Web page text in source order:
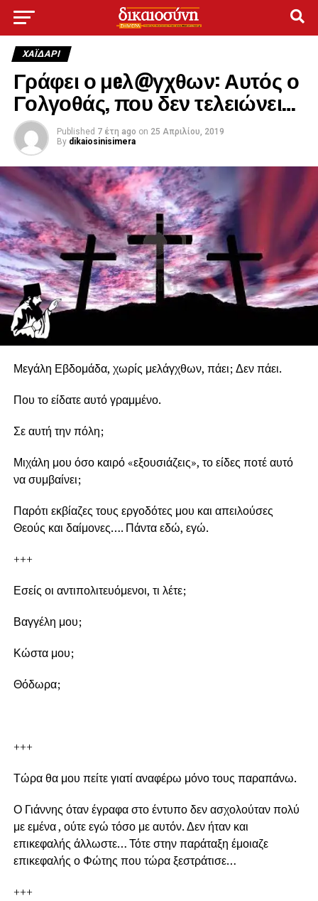
ΧΑΪΔΑΡΙ
Γράφει ο μeλ@γχθων: Αυτός ο
Γολγοθάς, που δεν τελειώνει…
Published 7 έτη ago on 25 Απριλίου, 2019
By dikaiosinisimera
Μεγάλη Εβδομάδα, χωρίς μελάγχθων, πάει; Δεν πάει.
Που το είδατε αυτό γραμμένο.
Σε αυτή την πόλη;
Μιχάλη μου όσο καιρό «εξουσιάζεις», το είδες ποτέ αυτό
να συμβαίνει;
Παρότι εκβίαζες τους εργοδότες μου και απειλούσες
Θεούς και δαίμονες…. Πάντα εδώ, εγώ.
+++
Εσείς οι αντιπολιτευόμενοι, τι λέτε;
Βαγγέλη μου;
Κώστα μου;
Θόδωρα;
+++
Τώρα θα μου πείτε γιατί αναφέρω μόνο τους παραπάνω.
Ο Γιάννης όταν έγραφα στο έντυπο δεν ασχολούταν πολύ
με εμένα , ούτε εγώ τόσο με αυτόν. Δεν ήταν και
επικεφαλής άλλωστε… Τότε στην παράταξη έμοιαζε
επικεφαλής ο Φώτης που τώρα ξεστράτισε…
+++